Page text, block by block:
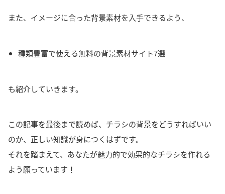
また、イメージに合った背景素材を入手できるよう、
種類豊富で使える無料の背景素材サイト7選
も紹介していきます。
この記事を最後まで読めば、チラシの背景をどうすればいい
のか、正しい知識が身につくはずです。
それを踏まえて、あなたが魅力的で効果的なチラシを作れる
よう願っています！